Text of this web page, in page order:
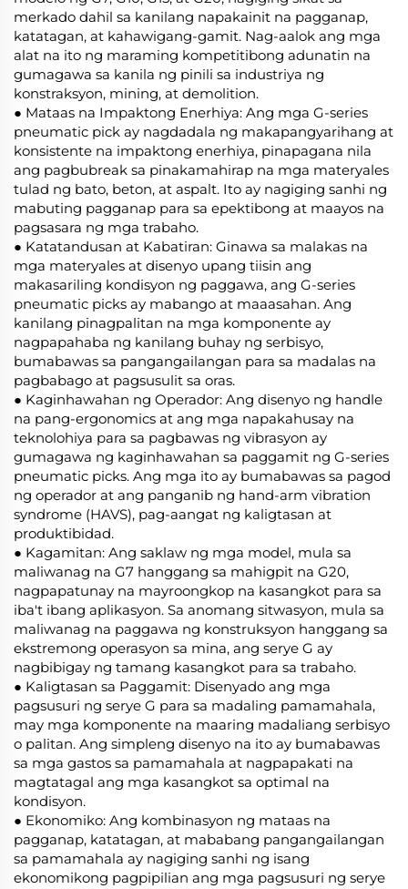
merkado dahil sa kanilang napakainit na pagganap,
katatagan, at kahawigang-gamit. Nag-aalok ang mga
alat na ito ng maraming kompetitibong adunatin na
gumagawa sa kanila ng pinili sa industriya ng
konstraksyon, mining, at demolition.
● Mataas na Impaktong Enerhiya: Ang mga G-series
pneumatic pick ay nagdadala ng makapangyarihang at
konsistente na impaktong enerhiya, pinapagana nila
ang pagbubreak sa pinakamahirap na mga materyales
tulad ng bato, beton, at aspalt. Ito ay nagiging sanhi ng
mabuting pagganap para sa epektibong at maayos na
pagsasara ng mga trabaho.
● Katatandusan at Kabatiran: Ginawa sa malakas na
mga materyales at disenyo upang tiisin ang
makasariling kondisyon ng paggawa, ang G-series
pneumatic picks ay mabango at maaasahan. Ang
kanilang pinagpalitan na mga komponente ay
nagpapahaba ng kanilang buhay ng serbisyo,
bumabawas sa pangangailangan para sa madalas na
pagbabago at pagsusulit sa oras.
● Kaginhawahan ng Operador: Ang disenyo ng handle
na pang-ergonomics at ang mga napakahusay na
teknolohiya para sa pagbawas ng vibrasyon ay
gumagawa ng kaginhawahan sa paggamit ng G-series
pneumatic picks. Ang mga ito ay bumabawas sa pagod
ng operador at ang panganib ng hand-arm vibration
syndrome (HAVS), pag-aangat ng kaligtasan at
produktibidad.
● Kagamitan: Ang saklaw ng mga model, mula sa
maliwanag na G7 hanggang sa mahigpit na G20,
nagpapatunay na mayroongkop na kasangkot para sa
iba't ibang aplikasyon. Sa anomang sitwasyon, mula sa
maliwanag na paggawa ng konstruksyon hanggang sa
ekstremong operasyon sa mina, ang serye G ay
nagbibigay ng tamang kasangkot para sa trabaho.
● Kaligtasan sa Paggamit: Disenyado ang mga
pagsusuri ng serye G para sa madaling pamamahala,
may mga komponente na maaring madaliang serbisyo
o palitan. Ang simpleng disenyo na ito ay bumabawas
sa mga gastos sa pamamahala at nagpapakati na
magtatagal ang mga kasangkot sa optimal na
kondisyon.
● Ekonomiko: Ang kombinasyon ng mataas na
pagganap, katatagan, at mababang pangangailangan
sa pamamahala ay nagiging sanhi ng isang
ekonomikong pagpipilian ang mga pagsusuri ng serye